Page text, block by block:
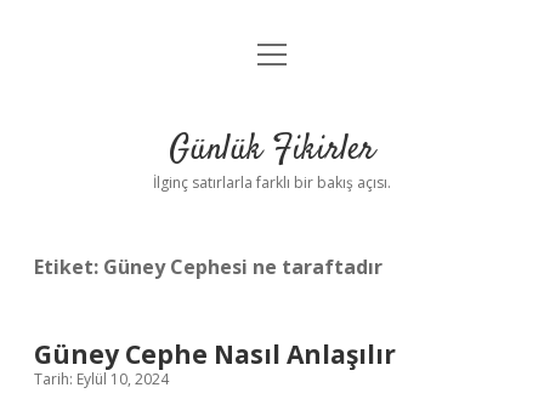
Anasayfa
Yasal Uyarı
menüyü
Günlük Fikirler
İlginç satırlarla farklı bir bakış açısı.
Etiket: Güney Cephesi ne taraftadır
Güney Cephe Nasıl Anlaşılır
Tarih: Eylül 10, 2024